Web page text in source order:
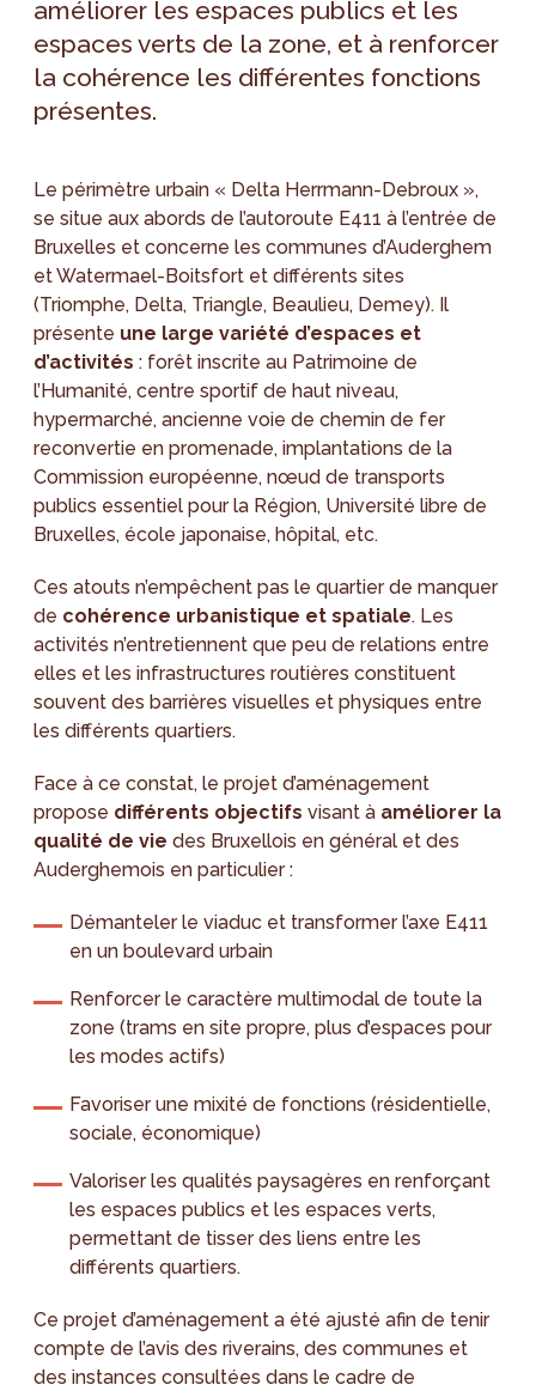
améliorer les espaces publics et les
espaces verts de la zone, et à renforcer
la cohérence les différentes fonctions
présentes.
Le périmètre urbain « Delta Herrmann-Debroux »,
se situe aux abords de l’autoroute E411 à l’entrée de
Bruxelles et concerne les communes d’Auderghem
et Watermael-Boitsfort et différents sites
(Triomphe, Delta, Triangle, Beaulieu, Demey). Il
présente une large variété d’espaces et
d’activités : forêt inscrite au Patrimoine de
l’Humanité, centre sportif de haut niveau,
hypermarché, ancienne voie de chemin de fer
reconvertie en promenade, implantations de la
Commission européenne, nœud de transports
publics essentiel pour la Région, Université libre de
Bruxelles, école japonaise, hôpital, etc.
Ces atouts n’empêchent pas le quartier de manquer
de cohérence urbanistique et spatiale. Les
activités n’entretiennent que peu de relations entre
elles et les infrastructures routières constituent
souvent des barrières visuelles et physiques entre
les différents quartiers.
Face à ce constat, le projet d’aménagement
propose différents objectifs visant à améliorer la
qualité de vie des Bruxellois en général et des
Auderghemois en particulier :
Démanteler le viaduc et transformer l’axe E411
en un boulevard urbain
Renforcer le caractère multimodal de toute la
zone (trams en site propre, plus d’espaces pour
les modes actifs)
Favoriser une mixité de fonctions (résidentielle,
sociale, économique)
Valoriser les qualités paysagères en renforçant
les espaces publics et les espaces verts,
permettant de tisser des liens entre les
différents quartiers.
Ce projet d’aménagement a été ajusté afin de tenir
compte de l’avis des riverains, des communes et
des instances consultées dans le cadre de